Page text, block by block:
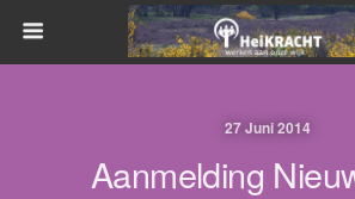
27 Juni 2014
Aanmelding